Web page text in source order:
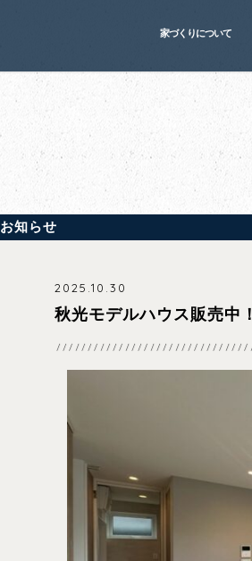
家づくりについて
お知らせ
2025.10.30
秋光モデルハウス販売中！